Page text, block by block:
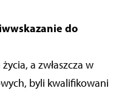
do
a zwłaszcza w
byli kwalifikowani